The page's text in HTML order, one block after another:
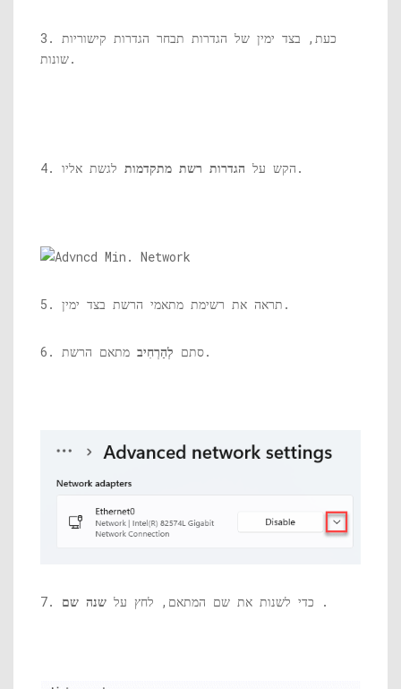
3. כעת, בצד ימין של הגדרות תבחר הגדרות קישוריות
שונות.
4. הקש על הגדרות רשת מתקדמות לגשת אליו.
5. תראה את רשימת מתאמי הרשת בצד ימין.
6. סתם לְהַרְחִיב מתאם הרשת.
7. כדי לשנות את שם המתאם, לחץ על שנה שם .